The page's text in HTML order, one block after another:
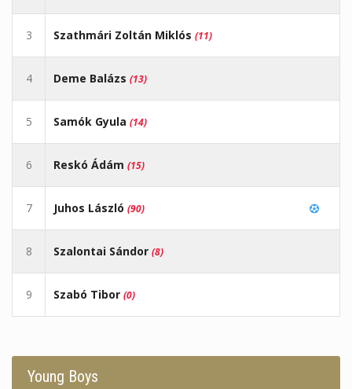
3 Szathmári Zoltán Miklós (11)
4 Deme Balázs (13)
5 Samók Gyula (14)
6 Reskó Ádám (15)
7 Juhos László (90)
8 Szalontai Sándor (8)
9 Szabó Tibor (0)
Young Boys